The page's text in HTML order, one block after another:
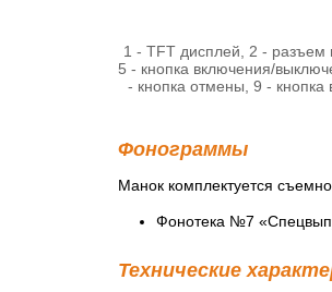
1 - TFT дисплей, 2 - разъем
5 - кнопка включения/
- кнопка отмены, 9 - кнопка
Фонограммы
Манок комплектуется
Фонотека №7
Технические